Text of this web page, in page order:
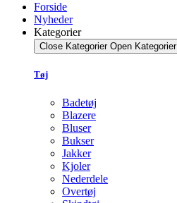
Forside
Nyheder
Kategorier
Close Kategorier Open Kategorier
Tøj
Badetøj
Blazere
Bluser
Bukser
Jakker
Kjoler
Nederdele
Overtøj